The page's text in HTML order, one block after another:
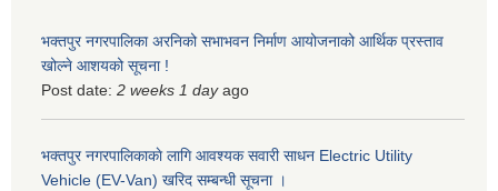
भक्तपुर नगरपालिका अरनिको सभाभवन निर्माण आयोजनाको आर्थिक प्रस्ताव
खोल्ने आशयको सूचना !
Post date: 2 weeks 1 dayago
भक्तपुर नगरपालिकाकाे लागि आवश्यक सवारी साधन Electric Utility
Vehicle (EV-Van) खरिद सम्बन्धी सूचना ।